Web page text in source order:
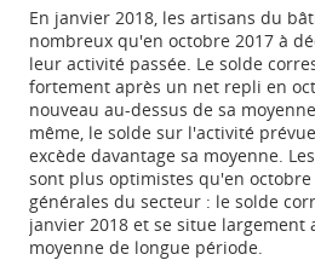
En janvier 2018, les artisans du
nombreux qu'en octobre 2017 à
leur activité passée. Le solde
fortement après un net repli en
nouveau au-dessus de sa
même, le solde sur l'activité
excède davantage sa moyenne.
sont plus optimistes qu'en
générales du secteur : le solde
janvier 2018 et se situe largement
moyenne de longue période.